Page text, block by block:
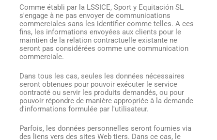
Comme établi par la LSSICE, Sport y Equitación SL
s'engage à ne pas envoyer de communications
commerciales sans les identifier comme telles. A ces
fins, les informations envoyées aux clients pour le
maintien de la relation contractuelle existante ne
seront pas considérées comme une communication
commerciale.
Dans tous les cas, seules les données nécessaires
seront obtenues pour pouvoir exécuter le service
contracté ou servir les produits demandés, ou pour
pouvoir répondre de manière appropriée à la demande
d'informations formulée par l'utilisateur.
Parfois, les données personnelles seront fournies via
des liens vers des sites Web tiers. Dans ce cas, le